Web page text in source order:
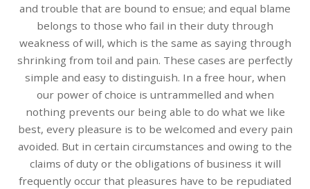
and trouble that are bound to ensue; and equal blame
belongs to those who fail in their duty through
weakness of will, which is the same as saying through
shrinking from toil and pain. These cases are perfectly
simple and easy to distinguish. In a free hour, when
our power of choice is untrammelled and when
nothing prevents our being able to do what we like
best, every pleasure is to be welcomed and every pain
avoided. But in certain circumstances and owing to the
claims of duty or the obligations of business it will
frequently occur that pleasures have to be repudiated